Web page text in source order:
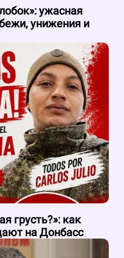
ужасная
унижения и
грусть?»: как
на Донбасс